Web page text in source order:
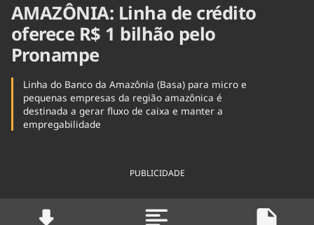
AMAZÔNIA: Linha de crédito
oferece R$ 1 bilhão pelo
Pronampe
Linha do Banco da Amazônia (Basa) para micro e
pequenas empresas da região amazônica é
destinada a gerar fluxo de caixa e manter a
empregabilidade
PUBLICIDADE